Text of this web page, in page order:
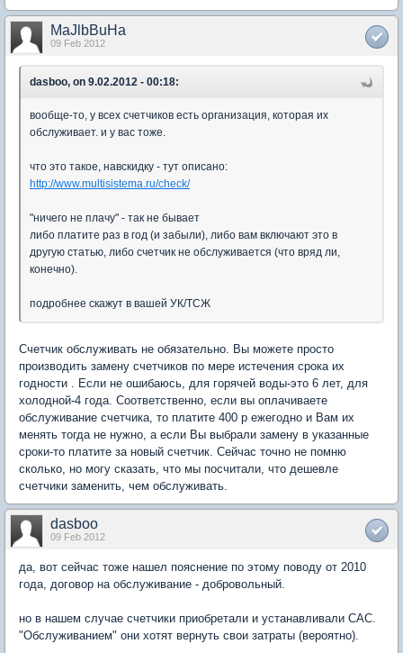
MaJlbBuHa
09 Feb 2012
dasboo, on 9.02.2012 - 00:18:
вообще-то, у всех счетчиков есть организация, которая их
обслуживает. и у вас тоже.
что это такое, навскидку - тут описано:
http://www.multisistema.ru/check/
"ничего не плачу" - так не бывает
либо платите раз в год (и забыли), либо вам включают это в
другую статью, либо счетчик не обслуживается (что вряд ли,
конечно).
подробнее скажут в вашей УК/ТСЖ
Счетчик обслуживать не обязательно. Вы можете просто
производить замену счетчиков по мере истечения срока их
годности . Если не ошибаюсь, для горячей воды-это 6 лет, для
холодной-4 года. Соответственно, если вы оплачиваете
обслуживание счетчика, то платите 400 р ежегодно и Вам их
менять тогда не нужно, а если Вы выбрали замену в указанные
сроки-то платите за новый счетчик. Сейчас точно не помню
сколько, но могу сказать, что мы посчитали, что дешевле
счетчики заменить, чем обслуживать.
dasboo
09 Feb 2012
да, вот сейчас тоже нашел пояснение по этому поводу от 2010
года, договор на обслуживание - добровольный.
но в нашем случае счетчики приобретали и устанавливали САС.
"Обслуживанием" они хотят вернуть свои затраты (вероятно).